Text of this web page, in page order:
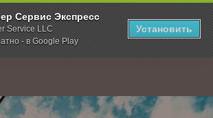
Сервис Экспресс
Service LLC
- в Google Play
Установить
Новости Выходные дни в Краснодарском